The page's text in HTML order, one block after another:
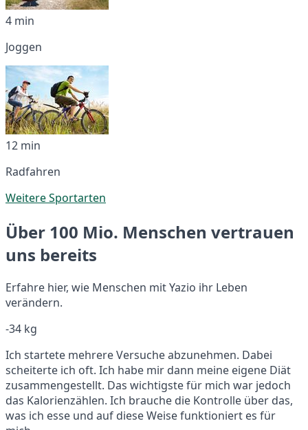
4 min
Joggen
12 min
Radfahren
Weitere Sportarten
Über 100 Mio. Menschen vertrauen
uns bereits
Erfahre hier, wie Menschen mit Yazio ihr Leben
verändern.
-34 kg
Ich startete mehrere Versuche abzunehmen. Dabei
scheiterte ich oft. Ich habe mir dann meine eigene Diät
zusammengestellt. Das wichtigste für mich war jedoch
das Kalorienzählen. Ich brauche die Kontrolle über das,
was ich esse und auf diese Weise funktioniert es für